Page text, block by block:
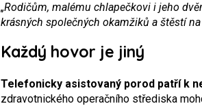
„Rodičům, malému chlapečkovi i jeho
krásných společných okamžiků a štěstí
Každý hovor je jiný
Telefonicky asistovaný porod patří k
zdravotnického operačního střediska